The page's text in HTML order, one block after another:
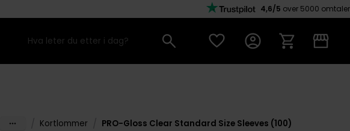
4,6/5 over 5000 omtaler
Kortlommer PRO-Gloss Clear Standard Size Sleeves (100)